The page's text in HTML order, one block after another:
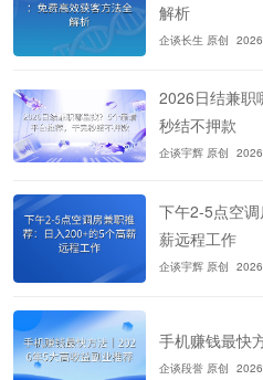
解析
企谈长生 原创
2026日结兼职
秒结不押款
企谈宇辉 原创
下午2-5点空
薪远程工作
企谈宇辉 原创
手机赚钱最快
企谈段誉 原创